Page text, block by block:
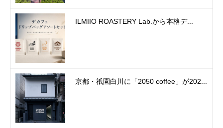
ILMIIO ROASTERY Lab.から本格デ...
京都・祇園白川に「2050 coffee」が202...